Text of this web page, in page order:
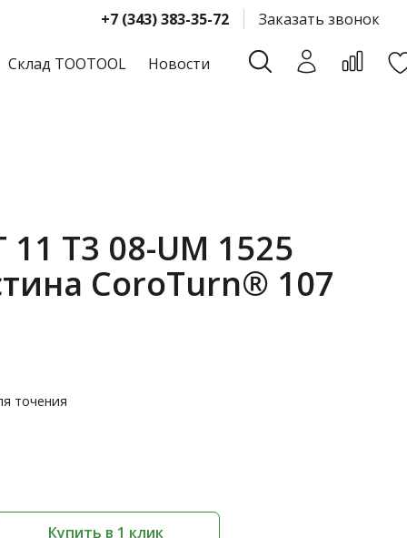
+7 (343) 383-35-72 Заказать звонок
Склад TOOTOOL Новости
11 T3 08-UM 1525
CoroTurn® 107
точения
Купить в 1 клик